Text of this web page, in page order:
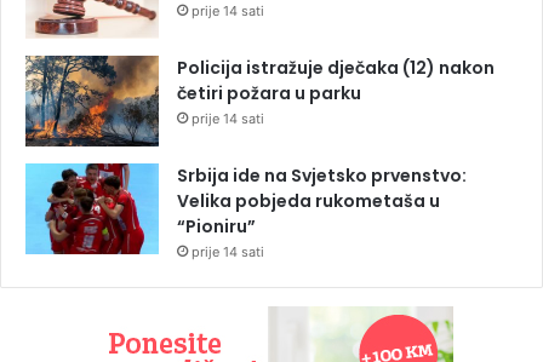
prije 14 sati
Policija istražuje dječaka (12) nakon
četiri požara u parku
prije 14 sati
Srbija ide na Svjetsko prvenstvo:
Velika pobjeda rukometaša u
“Pioniru”
prije 14 sati